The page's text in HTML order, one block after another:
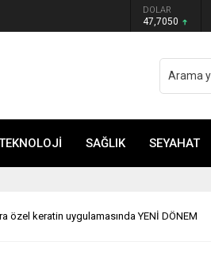
DOLAR
47,7050
SAĞLIK SEYAHAT
özel keratin uygulamasında YENİ DÖNEM